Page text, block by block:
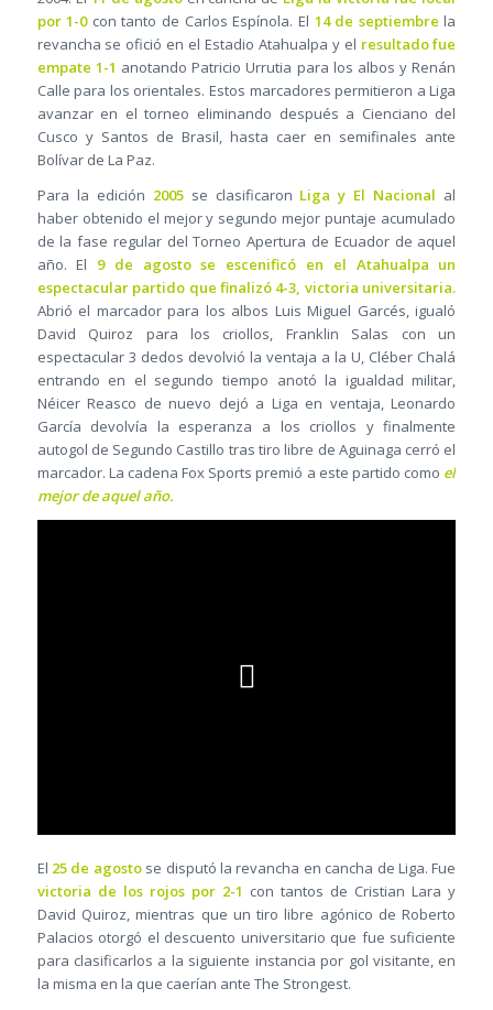
por 1-0con tanto de Carlos Espínola. El 14 de septiembre la
revancha se ofició en el Estadio Atahualpa y el resultado fue
empate 1-1 anotando Patricio Urrutia para los albos y Renán
Calle para los orientales. Estos marcadores permitieron a Liga
avanzar en el torneo eliminando después a Cienciano del
Cusco y Santos de Brasil, hasta caer en semifinales ante
Bolívar de La Paz.
Para la edición 2005se clasificaron Liga y El Nacional al
haber obtenido el mejor y segundo mejor puntaje acumulado
de la fase regular del Torneo Apertura de Ecuador de aquel
año. El 9 de agosto se escenificó en el Atahualpa un
espectacular partido que finalizó 4-3, victoria universitaria.
Abrió el marcador para los albos Luis Miguel Garcés, igualó
David Quiroz para los criollos, Franklin Salas con un
espectacular 3 dedos devolvió la ventaja a la U, Cléber Chalá
entrando en el segundo tiempo anotó la igualdad militar,
Néicer Reasco de nuevo dejó a Liga en ventaja, Leonardo
García devolvía la esperanza a los criollos y finalmente
autogol de Segundo Castillo tras tiro libre de Aguinaga cerró el
marcador. La cadena Fox Sports premió a este partido como el
mejor de aquel año.
El 25 de agostose disputó la revancha en cancha de Liga. Fue
victoria de los rojos por 2-1 con tantos de Cristian Lara y
David Quiroz, mientras que un tiro libre agónico de Roberto
Palacios otorgó el descuento universitario que fue suficiente
para clasificarlos a la siguiente instancia por gol visitante, en
la misma en la que caerían ante The Strongest.